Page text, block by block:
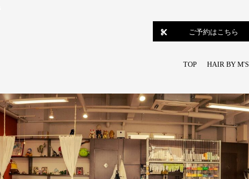
ご予約はこちら
TOP HAIR BY M'S